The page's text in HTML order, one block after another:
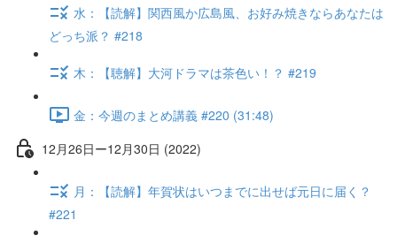
水：【読解】関西風か広島風、お好み焼きならあなたは
どっち派？ #218
木：【聴解】大河ドラマは茶色い！？ #219
金：今週のまとめ講義 #220 (31:48)
12月26日ー12月30日 (2022)
月：【読解】年賀状はいつまでに出せば元日に届く？
#221